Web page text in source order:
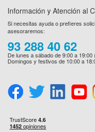
Información y Atención al
Si necesitas ayuda o prefieres
asesoraremos:
93 288 40 62
De lunes a sábado de 9:00 a 19:00
Domingos y festivos de 10:00 a